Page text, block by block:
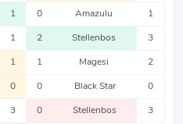
1 0 Amazulu 1
1 2 Stellenbos 3
1 1 Magesi 2
0 0 Black Star 0
3 0 Stellenbos 3